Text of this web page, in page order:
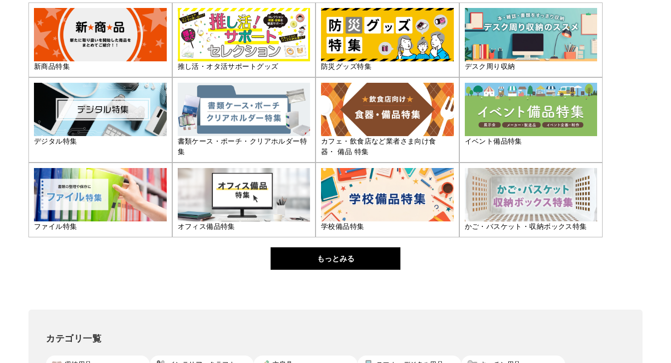
新商品特集 推し活・オタ活サポートグッズ 防災グッズ特集 デスク周り収納
デジタル特集
書類ケース・ポーチ・クリアホルダー特
集
カフェ・飲食店など業者さま向け食
器・ 備品 特集
イベント備品特集
ファイル特集 オフィス備品特集 学校備品特集 かご・バスケット・収納ボックス特集
もっとみる
カテゴリ一覧